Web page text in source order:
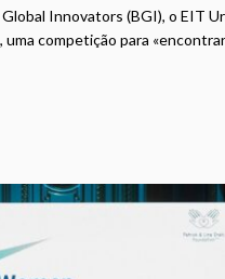
Innovators (BGI), o EIT
competição para